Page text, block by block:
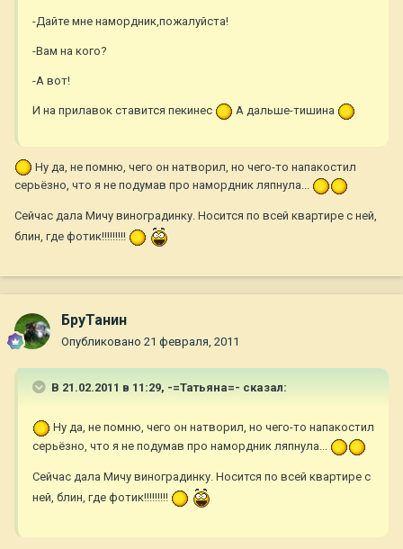
-Дайте мне намордник,пожалуйста!
-Вам на кого?
-А вот!
И на прилавок ставится пекинес А дальше-тишина
Ну да, не помню, чего он натворил, но чего-то напакостил
серьёзно, что я не подумав про намордник ляпнула...
Сейчас дала Мичу виноградинку. Носится по всей квартире с ней,
блин, где фотик!!!!!!!!!
БруТанин
Опубликовано 21 февраля, 2011
В 21.02.2011 в 11:29, -=Татьяна=- сказал:
Ну да, не помню, чего он натворил, но чего-то напакостил
серьёзно, что я не подумав про намордник ляпнула...
Сейчас дала Мичу виноградинку. Носится по всей квартире с
ней, блин, где фотик!!!!!!!!!